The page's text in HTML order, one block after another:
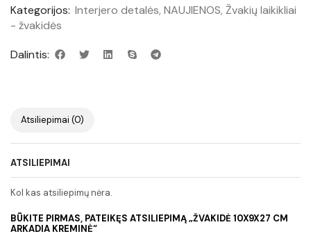
Kategorijos: Interjero detalės, NAUJIENOS, Žvakių laikikliai
- žvakidės
Dalintis:
Atsiliepimai (0)
ATSILIEPIMAI
Kol kas atsiliepimų nėra.
BŪKITE PIRMAS, PATEIKĘS ATSILIEPIMĄ „ŽVAKIDĖ 10X9X27 CM
ARKADIA KREMINĖ“